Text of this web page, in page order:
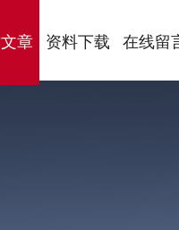
章 资料下载 在线留